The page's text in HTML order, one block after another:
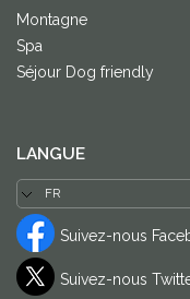
Montagne
Spa
Séjour Dog friendly
LANGUE
Suivez-nous
Suivez-nous